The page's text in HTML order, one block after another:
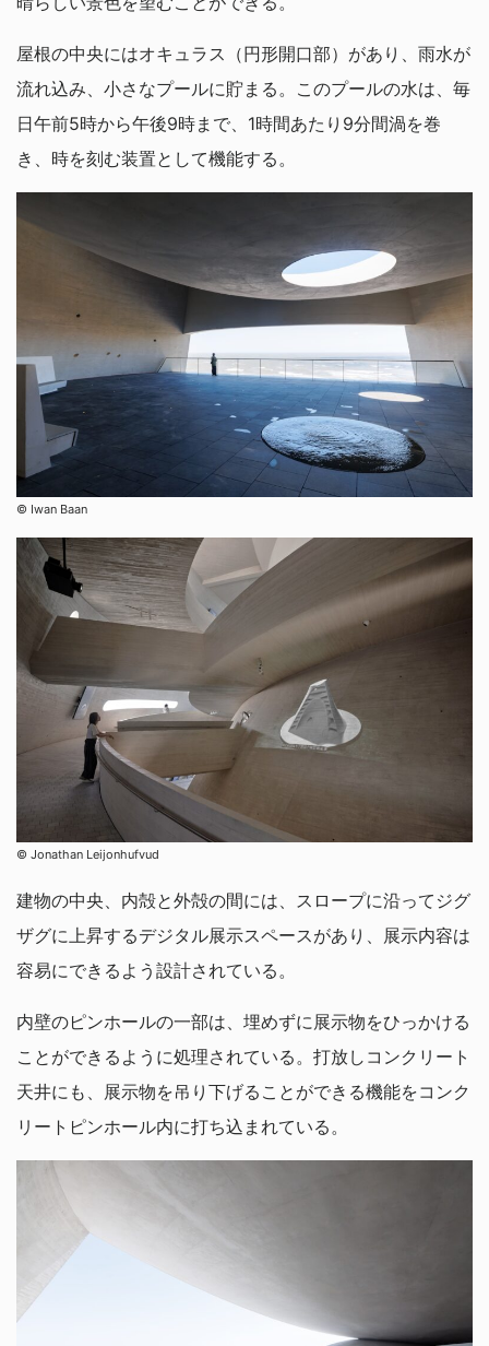
屋根の中央にはオキュラス（円形開口部）があり、雨水が
流れ込み、小さなプールに貯まる。このプールの水は、毎
日午前5時から午後9時まで、1時間あたり9分間渦を巻
き、時を刻む装置として機能する。
© Iwan Baan
© Jonathan Leijonhufvud
建物の中央、内殻と外殻の間には、スロープに沿ってジグ
ザグに上昇するデジタル展示スペースがあり、展示内容は
容易にできるよう設計されている。
内壁のピンホールの一部は、埋めずに展示物をひっかける
ことができるように処理されている。打放しコンクリート
天井にも、展示物を吊り下げることができる機能をコンク
リートピンホール内に打ち込まれている。